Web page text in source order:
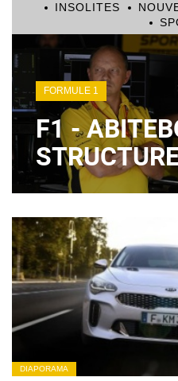
INSOLITES
FORMULE 1
F1 -
VASSEUR »
DIAPORAMA